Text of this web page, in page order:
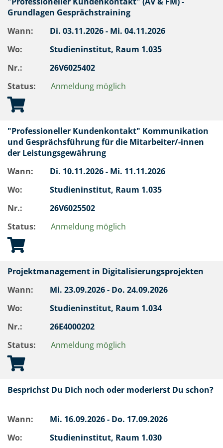
Grundlagen Gesprächstraining
Wann:
Di. 03.11.2026 - Mi. 04.11.2026
Wo:
Studieninstitut, Raum 1.035
Nr.:
26V6025402
Status:
Anmeldung möglich
"Professioneller Kundenkontakt" Kommunikation
und Gesprächsführung für die Mitarbeiter/-innen
der Leistungsgewährung
Wann:
Di. 10.11.2026 - Mi. 11.11.2026
Wo:
Studieninstitut, Raum 1.035
Nr.:
26V6025502
Status:
Anmeldung möglich
Projektmanagement in Digitalisierungsprojekten
Wann:
Mi. 23.09.2026 - Do. 24.09.2026
Wo:
Studieninstitut, Raum 1.034
Nr.:
26E4000202
Status:
Anmeldung möglich
Besprichst Du Dich noch oder moderierst Du schon?
Wann: Mi. 16.09.2026 - Do. 17.09.2026
Wo:
Studieninstitut, Raum 1.030